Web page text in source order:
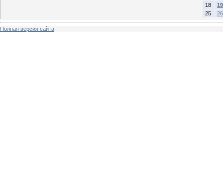
18
19
25
26
Полная версия сайта